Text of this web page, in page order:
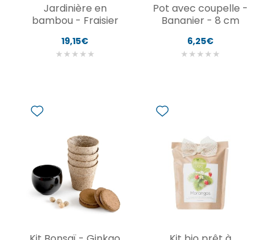
Jardinière en
bambou - Fraisier
19,15€
★ ★ ★ ★ ★
Pot avec coupelle -
Bananier - 8 cm
6,25€
★ ★ ★ ★ ★